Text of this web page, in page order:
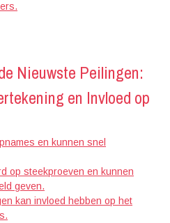
Nieuwste Peilingen:
en Invloed op
en kunnen snel
op steekproeven en kunnen
geven.
kan invloed hebben op het